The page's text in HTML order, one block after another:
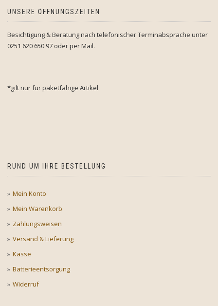
UNSERE ÖFFNUNGSZEITEN
Besichtigung & Beratung nach telefonischer Terminabsprache unter
0251 620 650 97 oder per Mail.
*gilt nur für paketfähige Artikel
RUND UM IHRE BESTELLUNG
Mein Konto
Mein Warenkorb
Zahlungsweisen
Versand & Lieferung
Kasse
Batterieentsorgung
Widerruf